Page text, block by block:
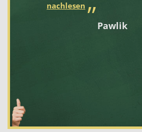
nachlesen
Pawlik